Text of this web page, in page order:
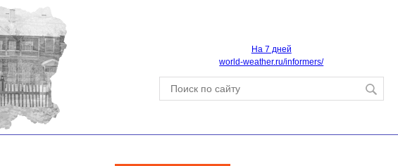
На 7 дней
world-weather.ru/informers/